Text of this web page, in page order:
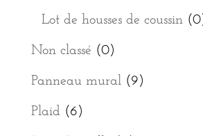
Lot de housses de coussin
Non classé (0)
Panneau mural (9)
Plaid (6)